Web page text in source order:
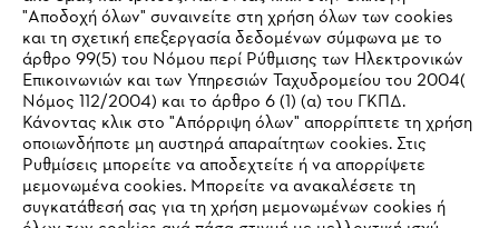
Service
Πολιτική απορρήτου Νομικό κείμενο Cookies
IHR BROWSER WIRD NICHT
UNTERSTÜTZT
Sie nutzen einen Browser, den wir noch nicht unterstützen. Für
"Αποδοχή όλων" συναινείτε στη χρήση όλων των cookies
και τη σχετική επεξεργασία δεδομένων σύμφωνα με το
άρθρο 99(5) του Νόμου περί Ρύθμισης των Ηλεκτρονικών
Επικοινωνιών και των Υπηρεσιών Ταχυδρομείου του 2004(
Νόμος 112/2004) και το άρθρο 6 (1) (α) του ΓΚΠΔ.
Κάνοντας κλικ στο "Απόρριψη όλων" απορρίπτετε τη χρήση
οποιωνδήποτε μη αυστηρά απαραίτητων cookies. Στις
Ρυθμίσεις μπορείτε να αποδεχτείτε ή να απορρίψετε
μεμονωμένα cookies. Μπορείτε να ανακαλέσετε τη
συγκατάθεσή σας για τη χρήση μεμονωμένων cookies ή